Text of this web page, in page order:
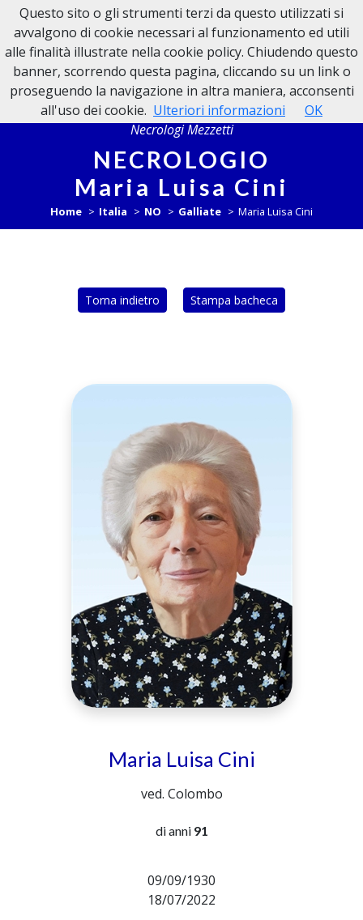
NECROLOGI MEZZETTI
Necrologi Mezzetti
NECROLOGIO
Maria Luisa Cini
Home Italia NO Galliate Maria Luisa Cini
Torna indietro Stampa bacheca
Maria Luisa Cini
ved. Colombo
di anni 91
09/09/1930
18/07/2022
Questo sito o gli strumenti terzi da questo utilizzati si
avvalgono di cookie necessari al funzionamento ed utili
alle finalità illustrate nella cookie policy. Chiudendo questo
banner, scorrendo questa pagina, cliccando su un link o
proseguendo la navigazione in altra maniera, acconsenti
all'uso dei cookie. Ulteriori informazioni OK